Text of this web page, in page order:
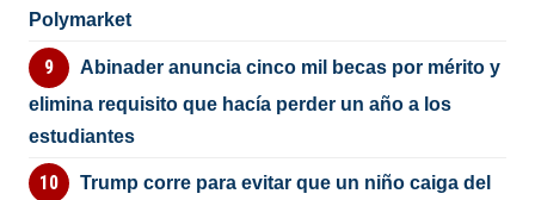
Polymarket
Abinader anuncia cinco mil becas por mérito y
elimina requisito que hacía perder un año a los
estudiantes
Trump corre para evitar que un niño caiga del